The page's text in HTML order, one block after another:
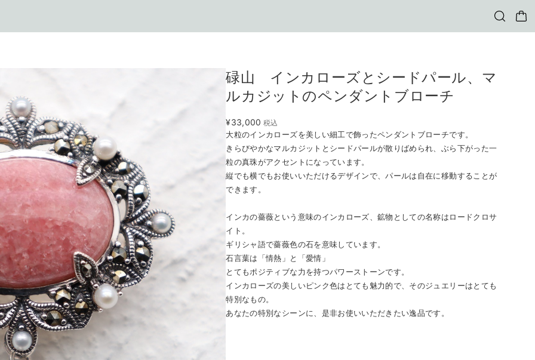
碌山 インカローズとシードパール、マ
ルカジットのペンダントブローチ
¥33,000 税込
大粒のインカローズを美しい細工で飾ったペンダントブローチです。
きらびやかなマルカジットとシードパールが散りばめられ、ぶら下がった一
粒の真珠がアクセントになっています。
縦でも横でもお使いいただけるデザインで、パールは自在に移動することが
できます。
インカの薔薇という意味のインカローズ、鉱物としての名称はロードクロサ
イト。
ギリシャ語で薔薇色の石を意味しています。
石言葉は「情熱」と「愛情」
とてもポジティブな力を持つパワーストーンです。
インカローズの美しいピンク色はとても魅力的で、そのジュエリーはとても
特別なもの。
あなたの特別なシーンに、是非お使いいただきたい逸品です。